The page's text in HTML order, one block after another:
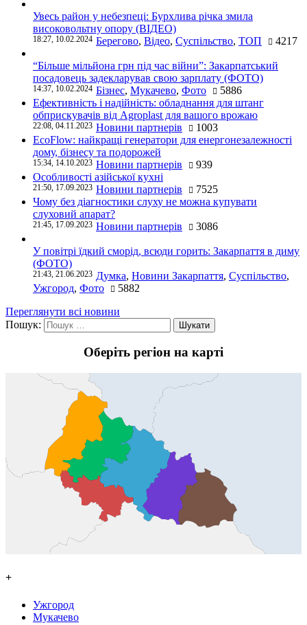
Увесь район у небезпеці: Бурхлива річка змила
високовольтну опору (ВІДЕО)
18:27, 10.02.2024 Берегово, Відео, Суспільство, ТОП 4217
“Більше мільйона грн під час війни”: Закарпатський
посадовець задекларував свою зарплату (ФОТО)
14:37, 10.02.2024 Бізнес, Мукачево, Фото
5886
Ефективність і надійність: обладнання для штанг
обприскувачів від Agroplast для вашого врожаю
22:08, 04.11.2023 Новини партнерів
1003
EcoFlow: найкращі генератори для енергонезалежності
дому, бізнесу та подорожей
15:34, 14.10.2023 Новини партнерів
939
Особливості азійської кухні
21:50, 17.09.2023 Новини партнерів
7525
Чому без діагностики слуху не можна купувати
слуховий апарат?
21:45, 17.09.2023 Новини партнерів 3086
У повітрі їдкий сморід, всюди горить: Закарпаття в диму
(ФОТО)
21:43, 21.06.2023 Думка, Новини Закарпаття, Суспільство,
Ужгород, Фото
5882
Переглянути всі новини
Пошук:
Оберіть регіон на карті
+
Ужгород
Мукачево